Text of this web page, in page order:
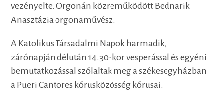
vezényelte. Orgonán közreműködött Bednarik
Anasztázia orgonaművész.
A Katolikus Társadalmi Napok harmadik,
zárónapján délután 14.30-kor vesperással és egyéni
bemutatkozással szólaltak meg a székesegyházban
a Pueri Cantores kórusközösség kórusai.